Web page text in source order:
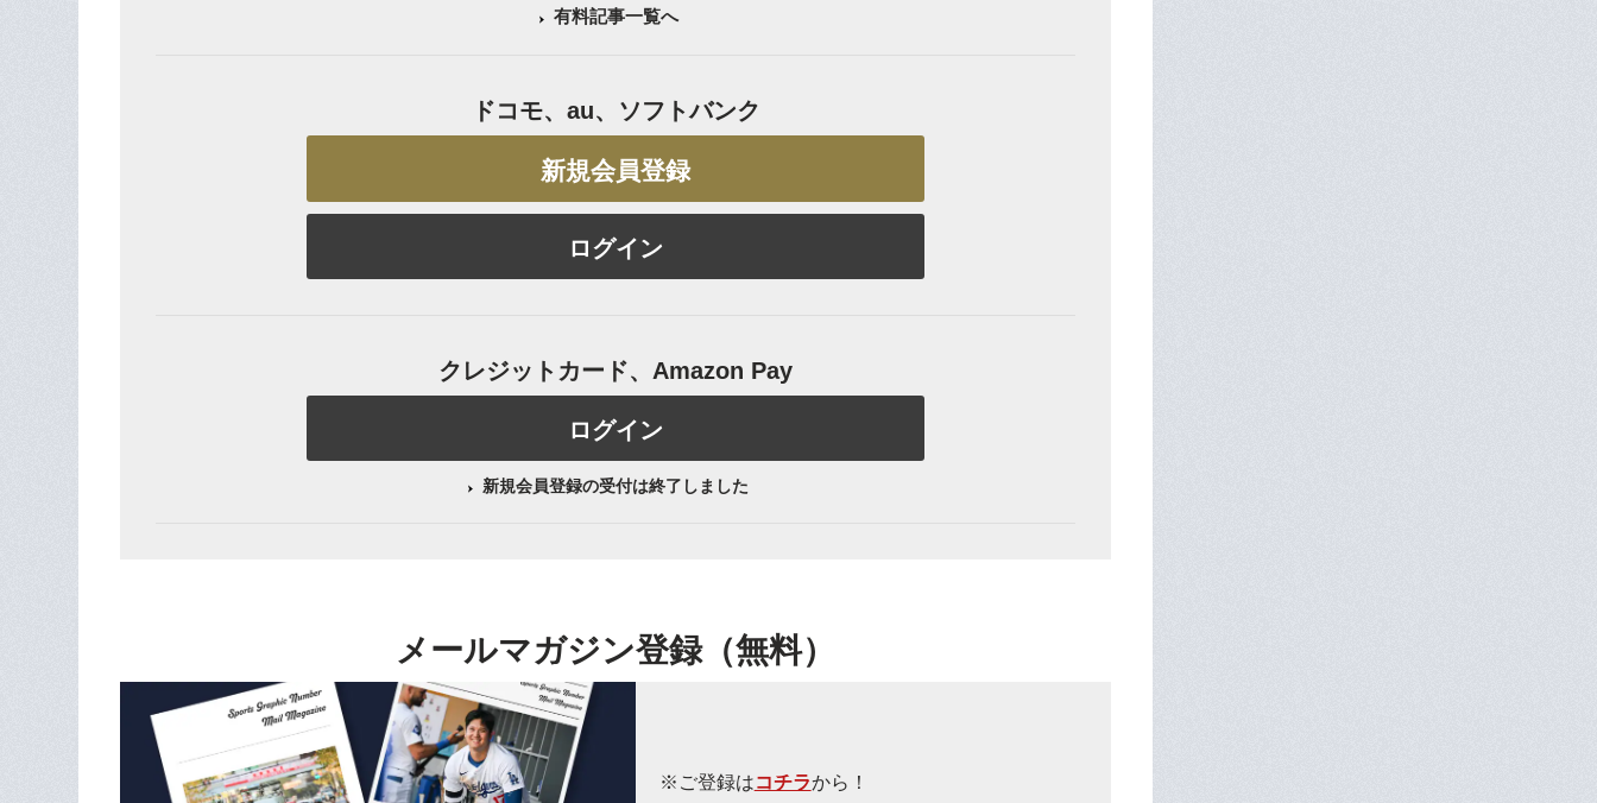
有料記事一覧へ
ドコモ、au、ソフトバンク
新規会員登録
ログイン
クレジットカード、Amazon Pay
ログイン
新規会員登録の受付は終了しました
メールマガジン登録（無料）
※ご登録はコチラから！